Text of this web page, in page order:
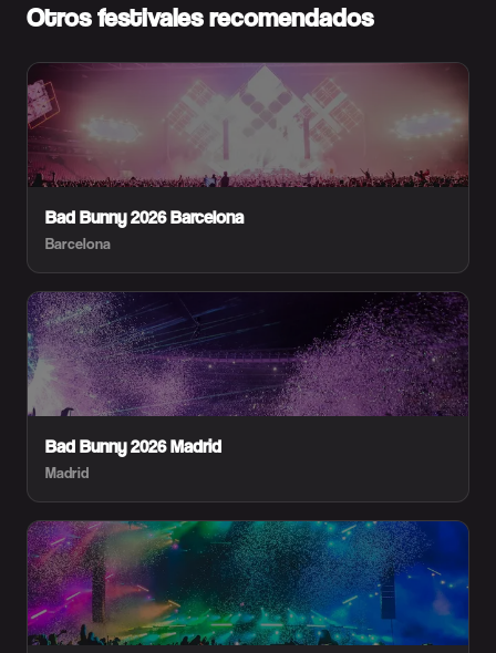
Otros festivales recomendados
Bad Bunny 2026 Barcelona
Barcelona
Bad Bunny 2026 Madrid
Madrid